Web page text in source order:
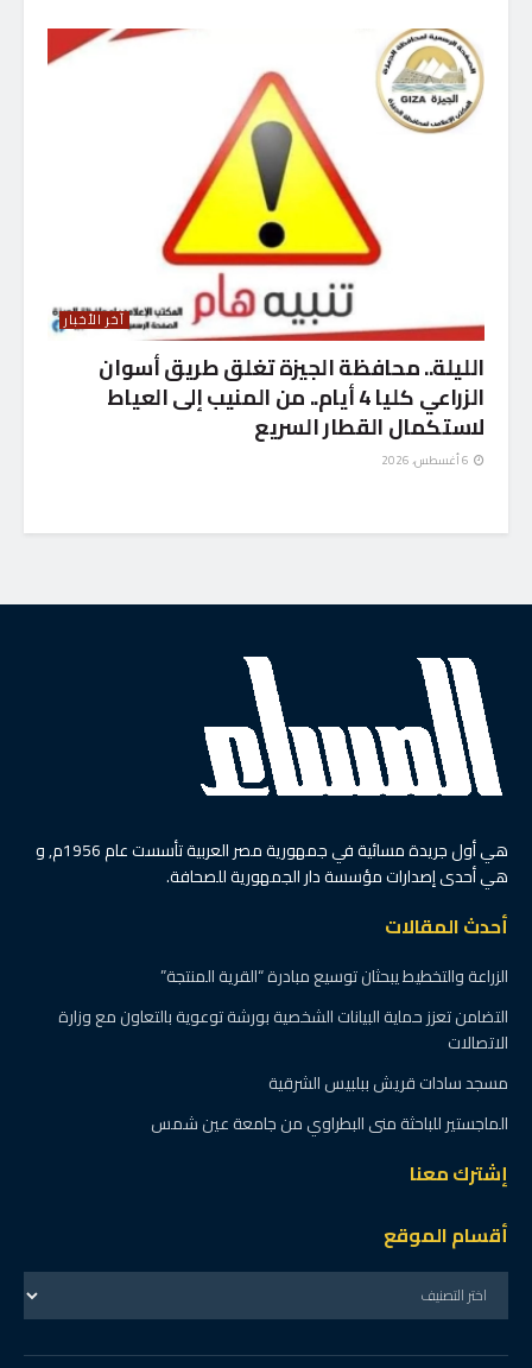
آخر الأخبار
الليلة.. محافظة الجيزة تغلق طريق أسوان
الزراعي كليا 4 أيام.. من المنيب إلى العياط
لاستكمال القطار السريع
هي أول جريدة مسائية في جمهورية مصر العربية تأسست عام 1956م, و
هي أحدى إصدارات مؤسسة دار الجمهورية للصحافة.
أحدث المقالات
الزراعة والتخطيط يبحثان توسيع مبادرة “القرية المنتجة”
التضامن تعزز حماية البيانات الشخصية بورشة توعوية بالتعاون مع وزارة
الاتصالات
مسجد سادات قريش ببلبيس الشرقية
الماجستير للباحثة منى البطراوي من جامعة عين شمس
إشترك معنا
أقسام الموقع